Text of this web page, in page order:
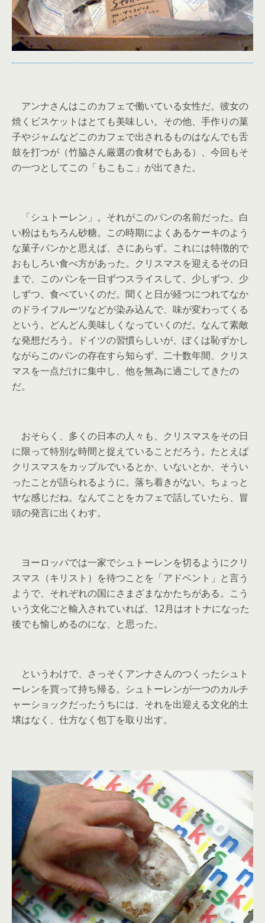
アンナさんはこのカフェで働いている女性だ。彼女の
焼くビスケットはとても美味しい。その他、手作りの菓
子やジャムなどこのカフェで出されるものはなんでも舌
鼓を打つが（竹脇さん厳選の食材でもある）、今回もそ
の一つとしてこの「もこもこ」が出てきた。
「シュトーレン」。それがこのパンの名前だった。白
い粉はもちろん砂糖。この時期によくあるケーキのよう
な菓子パンかと思えば、さにあらず。これには特徴的で
おもしろい食べ方があった。クリスマスを迎えるその日
まで、このパンを一日ずつスライスして、少しずつ、少
しずつ、食べていくのだ。聞くと日が経つにつれてなか
のドライフルーツなどが染み込んで、味が変わってくる
という。どんどん美味しくなっていくのだ。なんて素敵
な発想だろう。ドイツの習慣らしいが、ぼくは恥ずかし
ながらこのパンの存在すら知らず、二十数年間、クリス
マスを一点だけに集中し、他を無為に過ごしてきたの
だ。
おそらく、多くの日本の人々も、クリスマスをその日
に限って特別な時間と捉えていることだろう。たとえば
クリスマスをカップルでいるとか、いないとか、そうい
ったことが語られるように。落ち着きがない。ちょっと
ヤな感じだね。なんてことをカフェで話していたら、冒
頭の発言に出くわす。
ヨーロッパでは一家でシュトーレンを切るようにクリ
スマス（キリスト）を待つことを「アドベント」と言う
ようで、それぞれの国にさまざまなかたちがある。こう
いう文化ごと輸入されていれば、12月はオトナになった
後でも愉しめるのにな、と思った。
というわけで、さっそくアンナさんのつくったシュト
ーレンを買って持ち帰る。シュトーレンが一つのカルチ
ャーショックだったうちには、それを出迎える文化的土
壌はなく、仕方なく包丁を取り出す。